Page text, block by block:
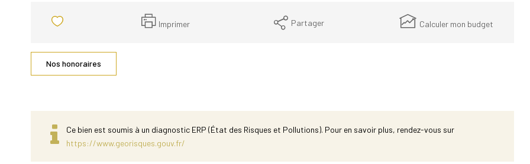
Imprimer Partager Calculer mon budget
Nos honoraires
Ce bien est soumis à un diagnostic ERP (État des Risques et Pollutions). Pour en savoir plus, rendez-vous sur
https://www.georisques.gouv.fr/